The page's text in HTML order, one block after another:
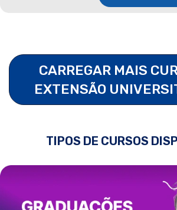
CARREGAR MAIS
EXTENSÃO
TIPOS DE CURSOS